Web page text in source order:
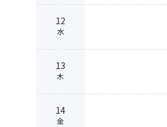
12
水
13
木
14
金